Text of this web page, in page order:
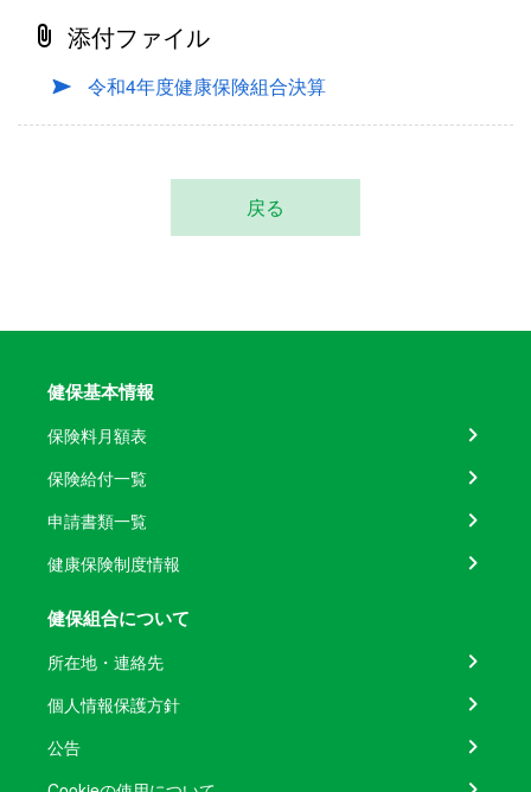
添付ファイル
令和4年度健康保険組合決算
戻る
健保基本情報
保険料月額表
保険給付一覧
申請書類一覧
健康保険制度情報
健保組合について
所在地・連絡先
個人情報保護方針
公告